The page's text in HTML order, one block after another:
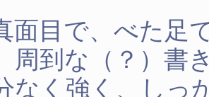
面目で、べた足
周到な（？）書
なく強く、しっ